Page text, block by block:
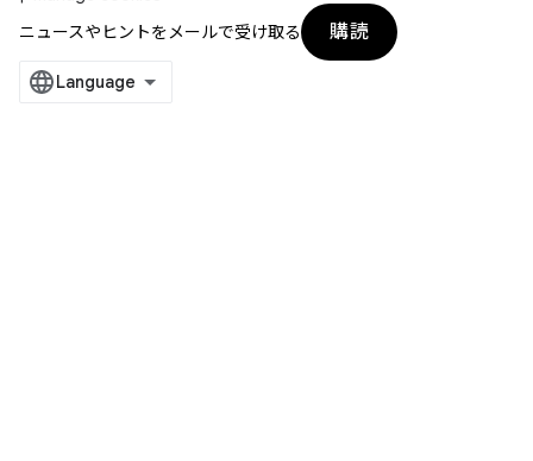
ニュースやヒントをメールで受け取る
購読